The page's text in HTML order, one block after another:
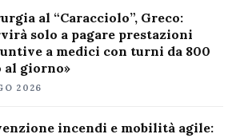
al “Caracciolo”, Greco:
solo a pagare prestazioni
a medici con turni da 800
al giorno»
2026
incendi e mobilità agile: